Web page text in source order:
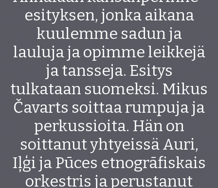
esityksen, jonka aikana
kuulemme sadun ja
lauluja ja opimme leikkejä
ja tansseja. Esitys
tulkataan suomeksi. Mikus
Čavarts soittaa rumpuja ja
perkussioita. Hän on
soittanut yhtyeissä Auri,
Iļģi ja Pūces etnogrāfiskais
orķestris ja perustanut